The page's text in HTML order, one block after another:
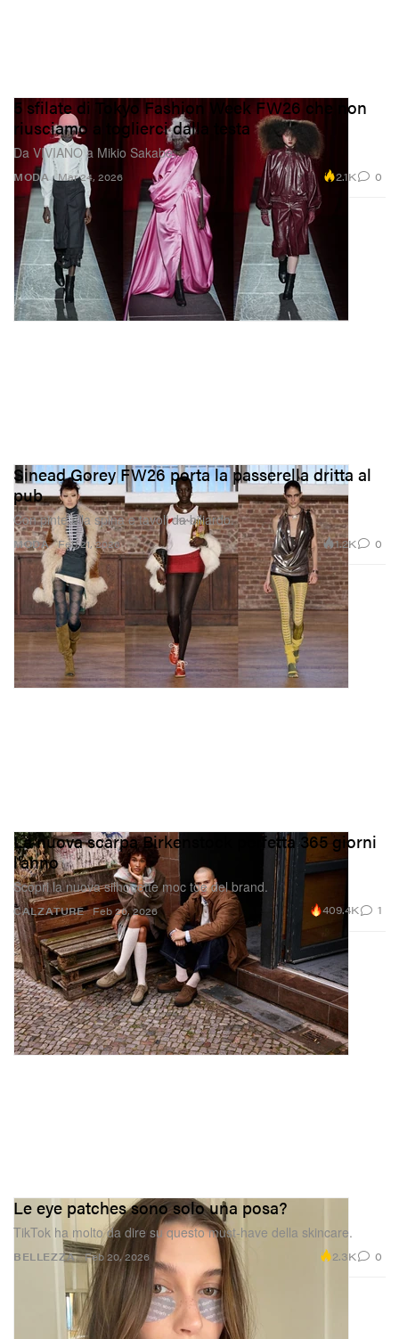
MODA
5 sfilate di Tokyo Fashion Week FW26 che non
riusciamo a toglierci dalla testa
Da VIVIANO a Mikio Sakabe.
Mar 24, 2026 2.1K 0
MODA
Sinead Gorey FW26 porta la passerella dritta al
pub
Con pinte alla spina e tavoli da biliardo.
Feb 21, 2026 1.2K 0
CALZATURE
La nuova scarpa Birkenstock perfetta 365 giorni
l’anno
Scopri la nuova silhouette moc toe del brand.
Feb 20, 2026 409.4K 1
BELLEZZA
Le eye patches sono solo una posa?
TikTok ha molto da dire su questo must-have della skincare.
Feb 20, 2026 2.3K 0